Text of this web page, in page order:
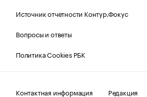
Источник отчетности Контур.Фокус
Вопросы и ответы
Политика Cookies РБК
Контактная информация Редакция